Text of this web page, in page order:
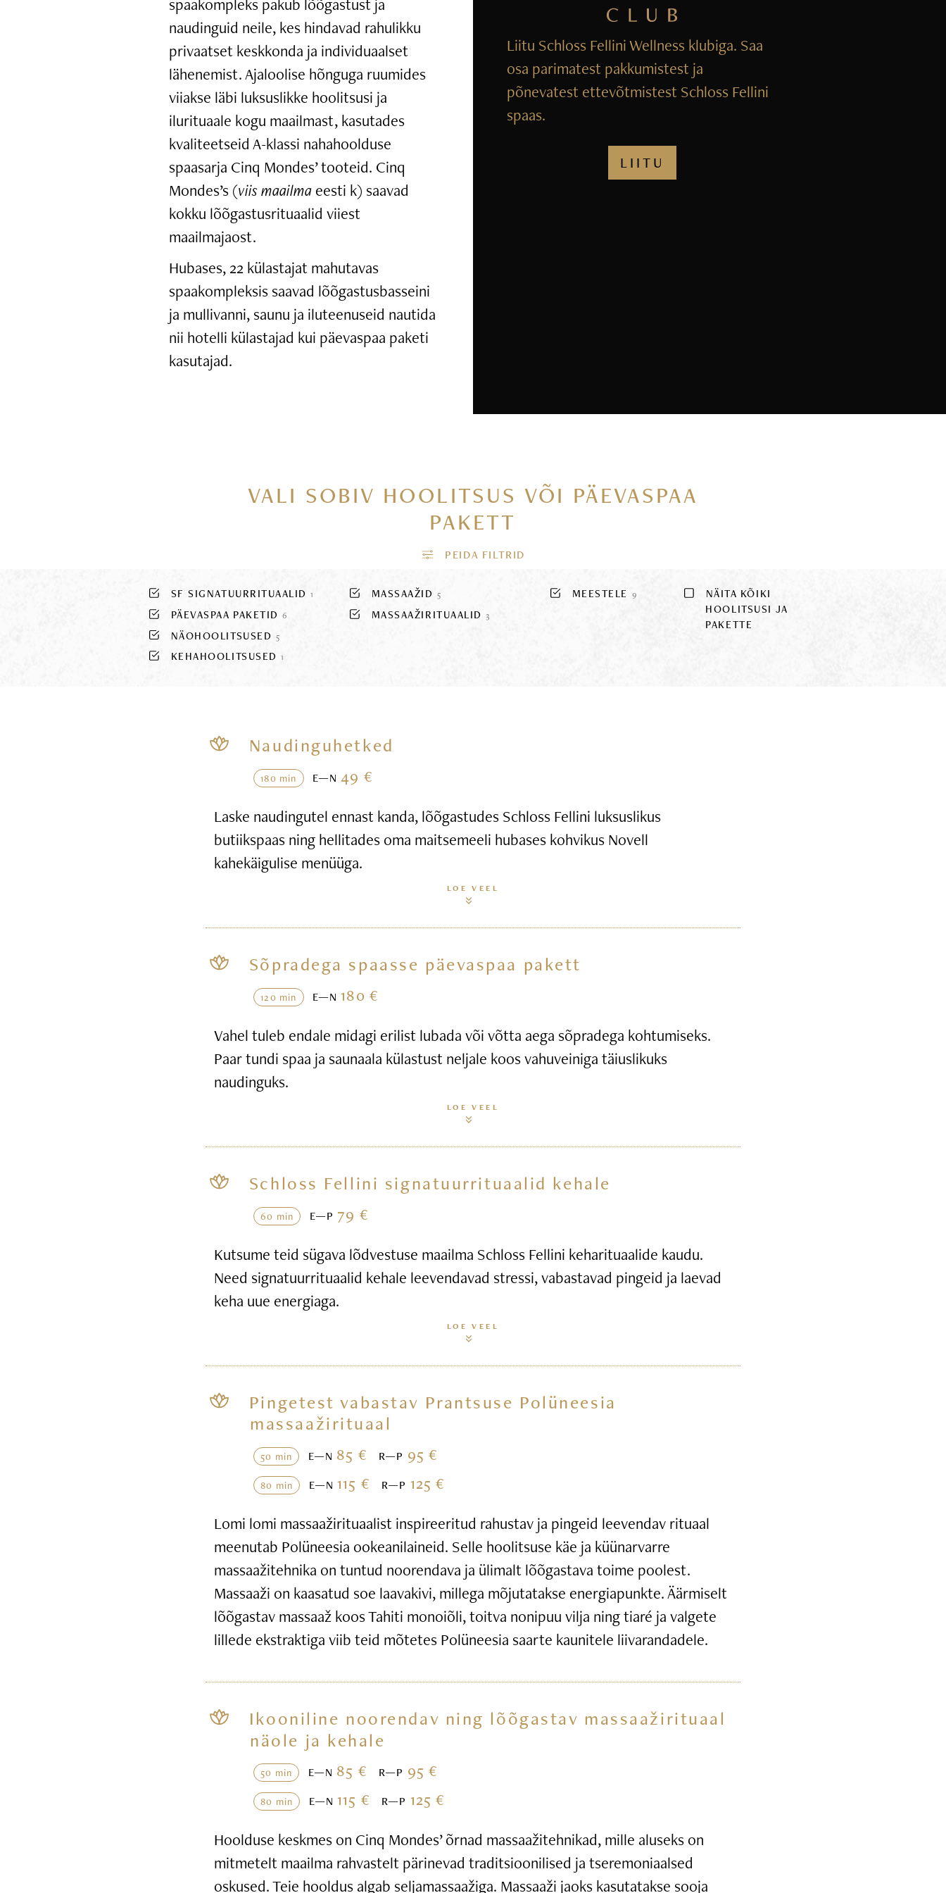
naudinguid neile, kes hindavad rahulikku
privaatset keskkonda ja individuaalset
lähenemist. Ajaloolise hõnguga ruumides
viiakse läbi luksuslikke hoolitsusi ja
ilurituaale kogu maailmast, kasutades
kvaliteetseid A-klassi nahahoolduse
spaasarja Cinq Mondes’ tooteid. Cinq
Mondes’s (viis maailma eesti k) saavad
kokku lõõgastusrituaalid viiest
maailmajaost.
Hubases, 22 külastajat mahutavas
spaakompleksis saavad lõõgastusbasseini
ja mullivanni, saunu ja iluteenuseid nautida
nii hotelli külastajad kui päevaspaa paketi
kasutajad.
Liitu Schloss Fellini Wellness klubiga. Saa
osa parimatest pakkumistest ja
põnevatest ettevõtmistest Schloss Fellini
spaas.
LIITU
VALI SOBIV HOOLITSUS VÕI PÄEVASPAA
PAKETT
SF SIGNATUURRITUAALID1
PÄEVASPAA PAKETID6
NÄOHOOLITSUSED 5
KEHAHOOLITSUSED1
MASSAAŽID5
MASSAAŽIRITUAALID3
MEESTELE 9
NÄITA KÕIKI
HOOLITSUSI JA
PAKETTE
Naudinguhetked
180 min E—N49 €
Laske naudingutel ennast kanda, lõõgastudes Schloss Fellini luksuslikus
butiikspaas ning hellitades oma maitsemeeli hubases kohvikus Novell
kahekäigulise menüüga.
LOE VEEL
Sõpradega spaasse päevaspaa pakett
120 min E—N180 €
Vahel tuleb endale midagi erilist lubada või võtta aega sõpradega kohtumiseks.
Paar tundi spaa ja saunaala külastust neljale koos vahuveiniga täiuslikuks
naudinguks.
LOE VEEL
Schloss Fellini signatuurrituaalid kehale
60 min E—P 79 €
Kutsume teid sügava lõdvestuse maailma Schloss Fellini keharituaalide kaudu.
Need signatuurrituaalid kehale leevendavad stressi, vabastavad pingeid ja laevad
keha uue energiaga.
LOE VEEL
Pingetest vabastav Prantsuse Polüneesia
massaažirituaal
50 min E—N 85 € R—P 95 €
80 min E—N115 € R—P 125 €
Lomi lomi massaažirituaalist inspireeritud rahustav ja pingeid leevendav rituaal
meenutab Polüneesia ookeanilaineid. Selle hoolitsuse käe ja küünarvarre
massaažitehnika on tuntud noorendava ja ülimalt lõõgastava toime poolest.
Massaaži on kaasatud soe laavakivi, millega mõjutatakse energiapunkte. Äärmiselt
lõõgastav massaaž koos Tahiti monoiõli, toitva nonipuu vilja ning tiaré ja valgete
lillede ekstraktiga viib teid mõtetes Polüneesia saarte kaunitele liivarandadele.
Ikooniline noorendav ning lõõgastav massaažirituaal
näole ja kehale
50 min E—N 85 € R—P 95 €
80 min E—N115 € R—P 125 €
Hoolduse keskmes on Cinq Mondes’ õrnad massaažitehnikad, mille aluseks on
mitmetelt maailma rahvastelt pärinevad traditsioonilised ja tseremoniaalsed
oskused. Teie hooldus algab seljamassaažiga. Massaaži jaoks kasutatakse sooja